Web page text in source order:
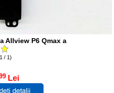
Allview P6 Qmax a
/ 1)
Lei